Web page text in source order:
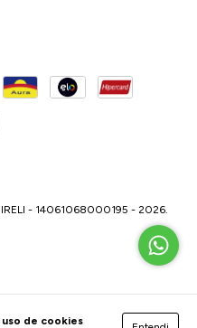
de cookies
- 14061068000195 - 2026.